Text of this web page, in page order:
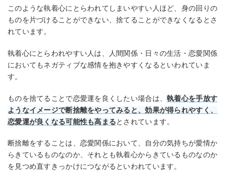
このような執着心にとらわれてしまいやすい人ほど、身の回りの
ものを片づけることができない、捨てることができなくなるとさ
れています。
執着心にとらわれやすい人は、人間関係・日々の生活・恋愛関係
においてもネガティブな感情を抱きやすくなるといわれていま
す。
ものを捨てることで恋愛運を良くしたい場合は、執着心を手放す
ようなイメージで断捨離をやってみると、効果が得られやすく、
恋愛運が良くなる可能性も高まるとされています。
断捨離をすることは、恋愛関係において、自分の気持ちが愛情か
らきているものなのか、それとも執着心からきているものなのか
を見つめ直すきっかけにつながるといわれています。